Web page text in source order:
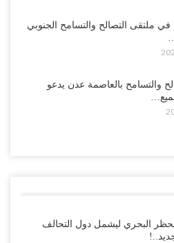
في ملتقى التصالح والتسامح الجنوبي
والتسامح بالعاصمة عدن يدعو
البحري ليشمل دول التحالف